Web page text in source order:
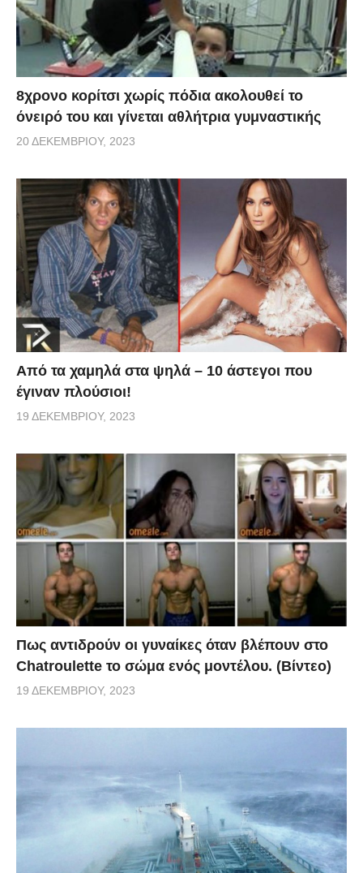
8χρονο κορίτσι χωρίς πόδια ακολουθεί το
όνειρό του και γίνεται αθλήτρια γυμναστικής
20 ΔΕΚΕΜΒΡΊΟΥ, 2023
Από τα χαμηλά στα ψηλά – 10 άστεγοι που
έγιναν πλούσιοι!
19 ΔΕΚΕΜΒΡΊΟΥ, 2023
Πως αντιδρούν οι γυναίκες όταν βλέπουν στο
Chatroulette το σώμα ενός μοντέλου. (Βίντεο)
19 ΔΕΚΕΜΒΡΊΟΥ, 2023